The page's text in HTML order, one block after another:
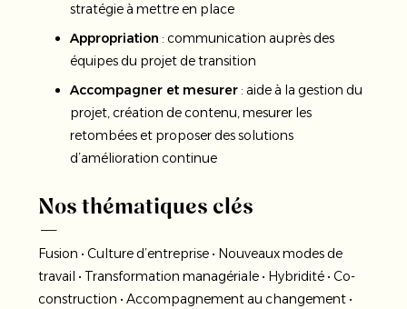
stratégie à mettre en place
Appropriation : communication auprès des
équipes du projet de transition
Accompagner et mesurer : aide à la gestion du
projet, création de contenu, mesurer les
retombées et proposer des solutions
d’amélioration continue
Nos thématiques clés
Fusion • Culture d’entreprise • Nouveaux modes de
travail • Transformation managériale • Hybridité • Co-
construction • Accompagnement au changement •